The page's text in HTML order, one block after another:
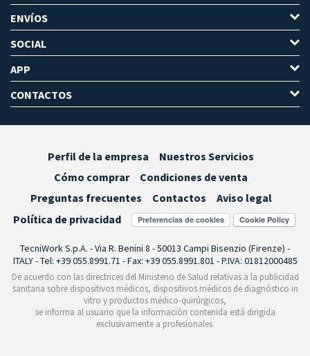
ENVÍOS
SOCIAL
APP
CONTACTOS
Perfil de la empresa
Nuestros Servicios
Cómo comprar
Condiciones de venta
Preguntas frecuentes
Contactos
Aviso legal
Política de privacidad
Preferencias de cookies
TecniWork S.p.A. - Via R. Benini 8 - 50013 Campi Bisenzio (Firenze) -
ITALY - Tel: +39 055.8991.71 - Fax: +39 055.8991.801 - P.IVA: 01812000485
De acuerdo con las directrices del Ministerio de Salud relativas a la publicidad
sanitaria sobre dispositivos médicos, dispositivos médicos de diagnóstico in
vitro y productos médico-quirúrgicos,
se informa al usuario que la información contenida está dirigida
exclusivamente a profesionales.